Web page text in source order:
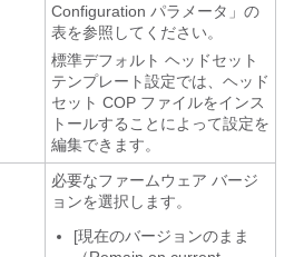
Configuration パラメータ」の
表を参照してください。
標準デフォルト ヘッドセット
テンプレート設定では、ヘッド
セット COP ファイルをインス
トールすることによって設定を
編集できます。
必要なファームウェア バージ
ョンを選択します。
[現在のバージョンのまま